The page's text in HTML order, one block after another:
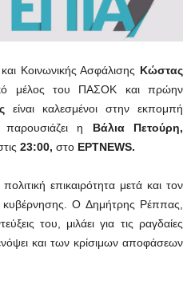
Κοινωνικής Ασφάλισης Κώστας
μέλος του ΠΑΣΟΚ και πρώην
είναι καλεσμένοι στην εκπομπή
παρουσιάζει η Βάλια Πετούρη,
23:00, στο ΕΡΤNEWS.
επικαιρότητα μετά και τον
Ο Δημήτρης Ρέππας,
του, μιλάει για τις ραγδαίες
και των κρίσιμων αποφάσεων